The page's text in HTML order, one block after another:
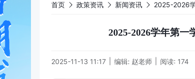
首页 政策资讯 新闻资讯 2025-2026
2025-2026学年第
2025-11-13 11:17 编辑: 赵老师 阅读: 174